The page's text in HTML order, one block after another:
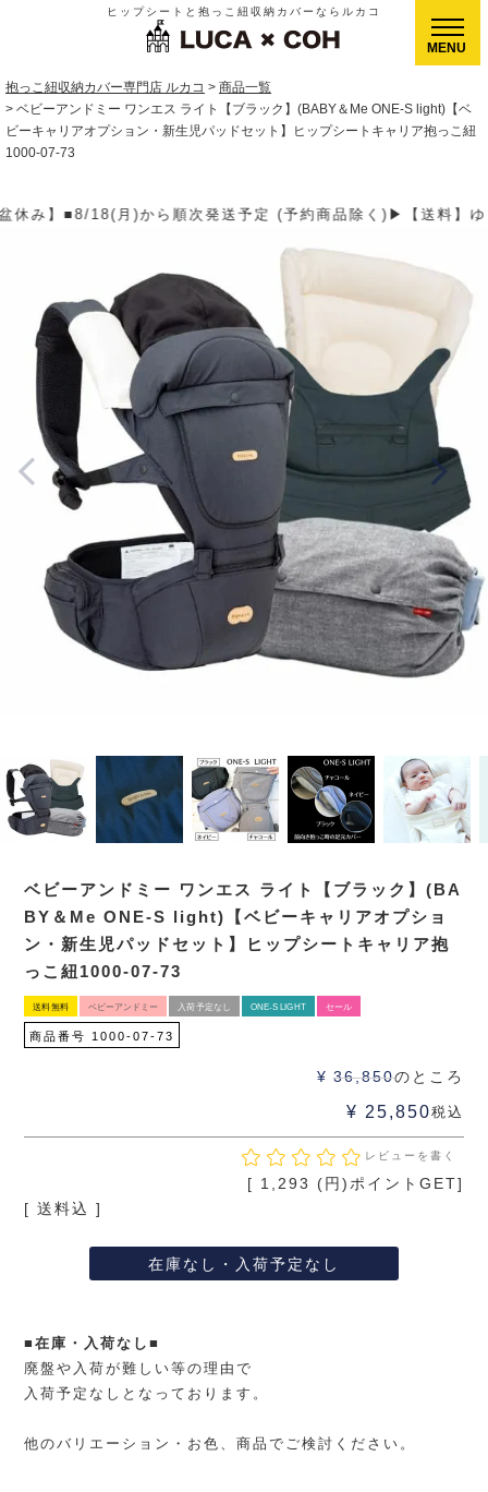
ヒップシートと抱っこ紐収納カバーならルカコ
抱っこ紐収納カバー専門店 ルカコ
商品一覧
ベビーアンドミー ワンエス ライト【ブラック】(BABY＆Me ONE-S light)【ベ
ビーキャリアオプション・新生児パッドセット】ヒップシートキャリア抱っこ紐
1000-07-73
除く)▶【送料】ゆうパケット400円(全国一律)、ゆうパッ
ベビーアンドミー ワンエス ライト【ブラック】(BA
BY＆Me ONE-S light)【ベビーキャリアオプショ
ン・新生児パッドセット】ヒップシートキャリア抱
っこ紐1000-07-73
送料無料 ベビーアンドミー 入荷予定なし ONE-S LIGHT セール
商品番号 1000-07-73
¥ 36,850のところ
¥ 25,850税込
レビューを書く
[ 1,293
(円)ポイントGET]
送料込
在庫なし・入荷予定なし
■在庫・入荷なし■
廃盤や入荷が難しい等の理由で
入荷予定なしとなっております。
他のバリエーション・お色、商品でご検討ください。